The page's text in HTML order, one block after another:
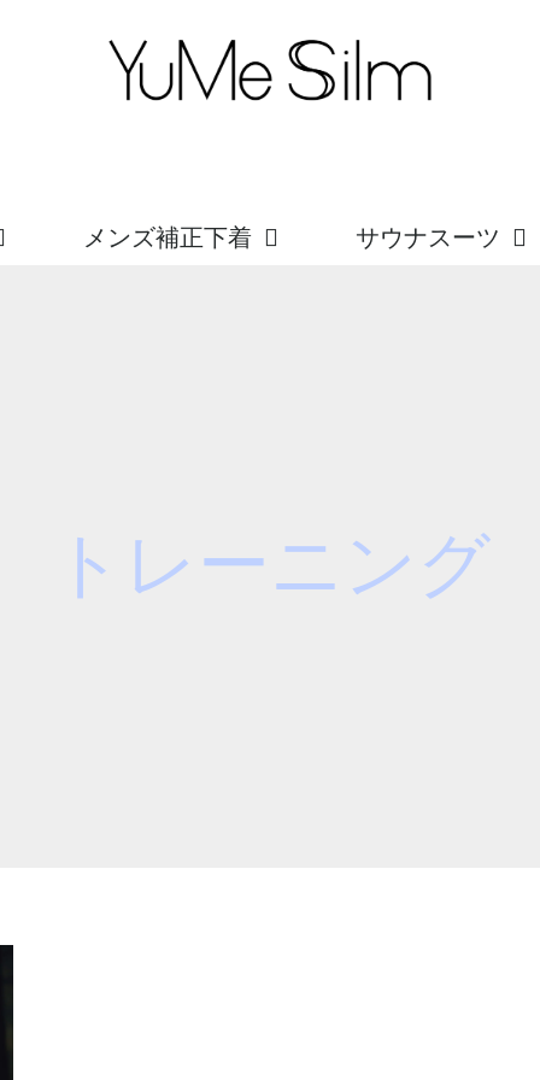
メンズ補正下着 サウナスーツ
トレーニング